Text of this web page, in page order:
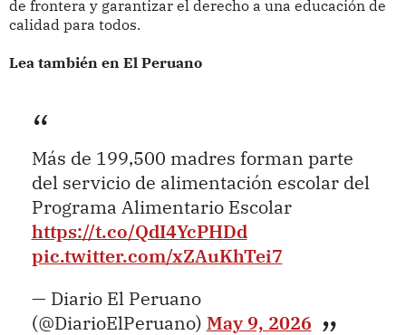
de frontera y garantizar el derecho a una educación de
calidad para todos.
Lea también en El Peruano
Más de 199,500 madres forman parte
del servicio de alimentación escolar del
Programa Alimentario Escolar
https://t.co/QdI4YcPHDd
pic.twitter.com/xZAuKhTei7
— Diario El Peruano
(@DiarioElPeruano) May 9, 2026